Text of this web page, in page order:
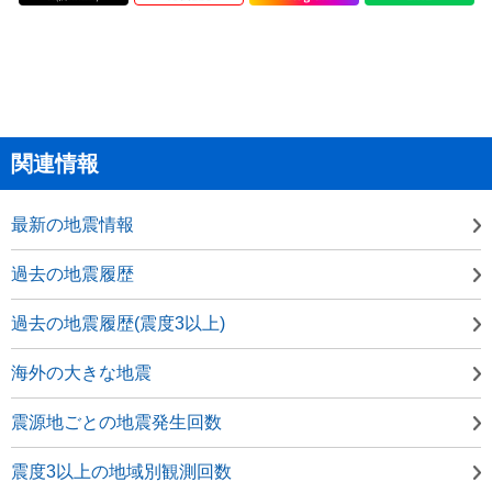
関連情報
最新の地震情報
過去の地震履歴
過去の地震履歴(震度3以上)
海外の大きな地震
震源地ごとの地震発生回数
震度3以上の地域別観測回数